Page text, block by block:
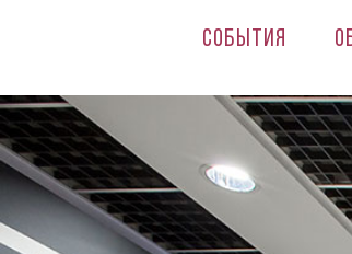
События